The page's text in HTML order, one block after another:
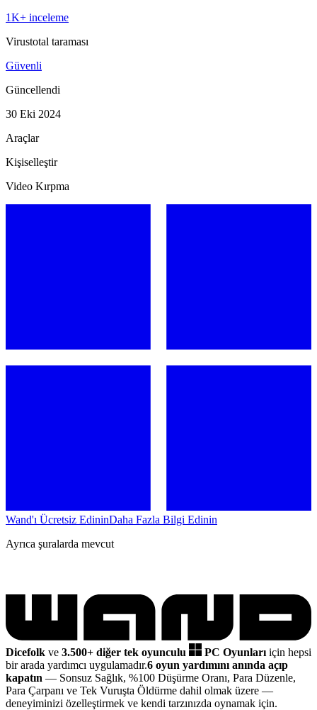
1K+ inceleme
Virustotal taraması
Güvenli
Güncellendi
30 Eki 2024
Araçlar
Kişiselleştir
Video Kırpma
Wand'ı Ücretsiz EdininDaha Fazla Bilgi Edinin
Ayrıca şuralarda mevcut
Dicefolk ve 3.500+ diğer tek oyunculu PC Oyunları için hepsi
bir arada yardımcı uygulamadır.6 oyun yardımını anında açıp
kapatın — Sonsuz Sağlık, %100 Düşürme Oranı, Para Düzenle,
Para Çarpanı ve Tek Vuruşta Öldürme dahil olmak üzere —
deneyiminizi özelleştirmek ve kendi tarzınızda oynamak için.